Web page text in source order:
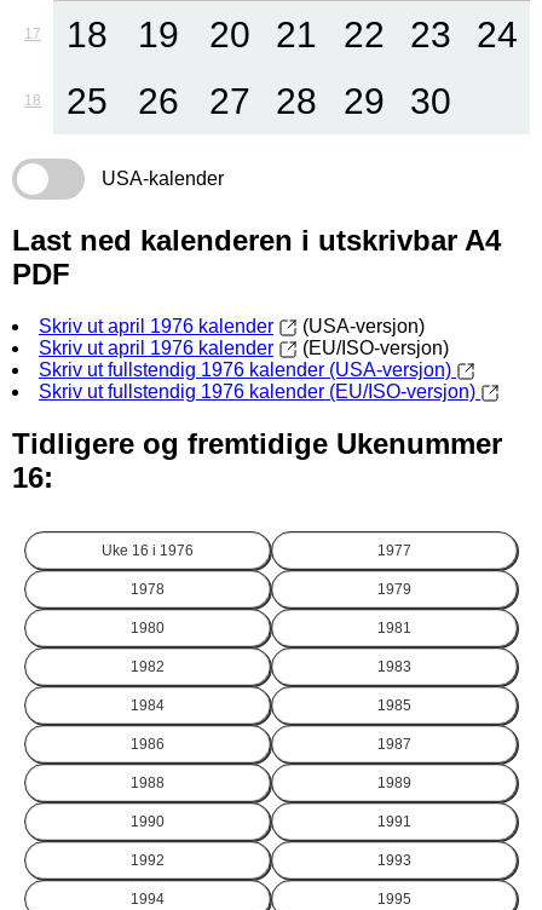
17 18 19 20 21 22 23 24
18 25 26 27 28 29 30
USA-kalender
Last ned kalenderen i utskrivbar A4
PDF
Skriv ut april 1976 kalender
(USA-versjon)
Skriv ut april 1976 kalender
(EU/ISO-versjon)
Skriv ut fullstendig 1976 kalender (USA-versjon)
Skriv ut fullstendig 1976 kalender (EU/ISO-versjon)
Tidligere og fremtidige Ukenummer
16:
Uke 16 i 1976 1977
1978 1979
1980 1981
1982 1983
1984 1985
1986 1987
1988 1989
1990 1991
1992 1993
1994 1995